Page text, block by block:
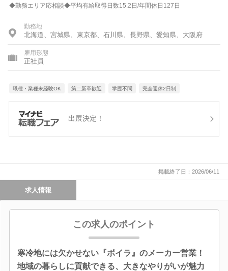
◆勤務エリア応相談◆平均有給取得日数15.2日/年間休日127日
勤務地
北海道、宮城県、東京都、石川県、長野県、愛知県、大阪府
雇用形態
正社員
職種・業種未経験OK 第二新卒歓迎 学歴不問 完全週休2日制
出展決定！
掲載終了日：2026/06/11
求人情報
この求人のポイント
寒冷地には欠かせない『ボイラ』のメーカー営業！
地域の暮らしに貢献できる、大きなやりがいが魅力